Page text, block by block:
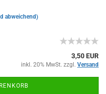
abweichend)
3,50 EUR
inkl. 20% MwSt. zzgl. Versand